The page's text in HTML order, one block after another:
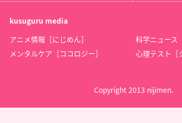
kusuguru media
アニメ情報［にじめん］
科学ニュース
メンタルケア［ココロジー］
心理テスト［
Copyright 2013 nijimen.